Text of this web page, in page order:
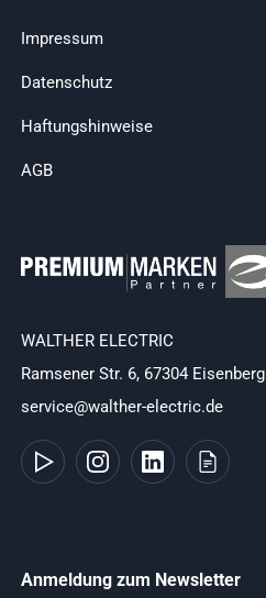
Impressum
Datenschutz
Haftungshinweise
AGB
WALTHER ELECTRIC
Ramsener Str. 6, 67304 Eisenberg
service@walther-electric.de
Anmeldung zum Newsletter